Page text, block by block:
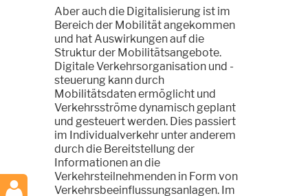
Aber auch die Digitalisierung ist im
Bereich der Mobilität angekommen
und hat Auswirkungen auf die
Struktur der Mobilitätsangebote.
Digitale Verkehrsorganisation und -
steuerung kann durch
Mobilitätsdaten ermöglicht und
Verkehrsströme dynamisch geplant
und gesteuert werden. Dies passiert
im Individualverkehr unter anderem
durch die Bereitstellung der
Informationen an die
Verkehrsteilnehmenden in Form von
Verkehrsbeeinflussungsanlagen. Im